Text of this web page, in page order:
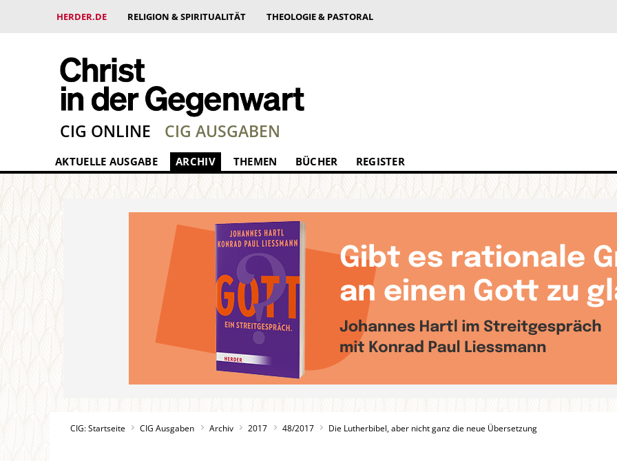
HERDER.DE RELIGION & SPIRITUALITÄT THEOLOGIE & PASTORAL
CIG ONLINE CIG AUSGABEN
AKTUELLE AUSGABE ARCHIV THEMEN BÜCHER REGISTER
CIG: Startseite CIG Ausgaben Archiv 2017 48/2017 Die Lutherbibel, aber nicht ganz die neue Übersetzung